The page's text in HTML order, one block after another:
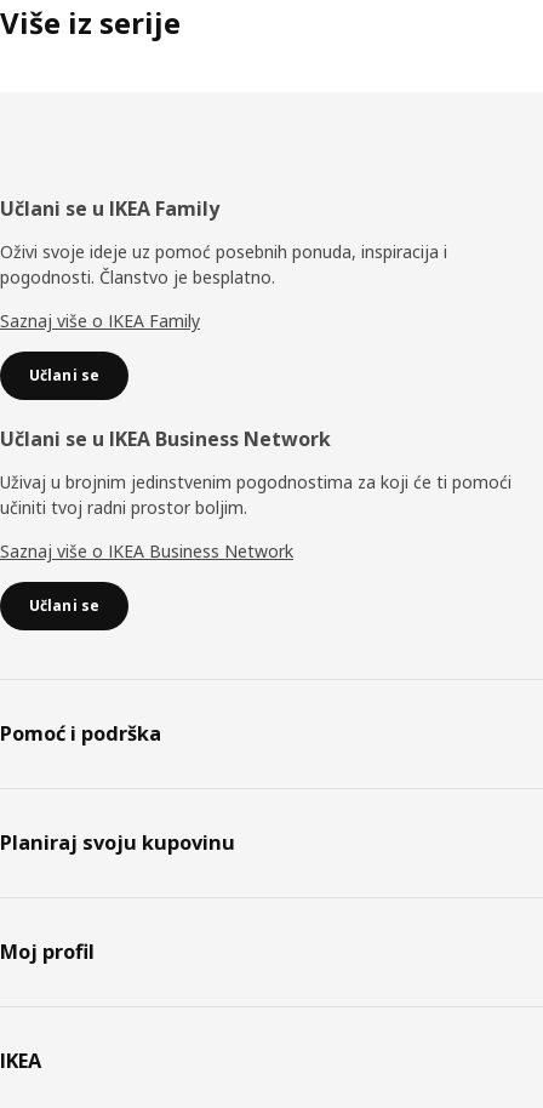
Više iz serije
Podnožje
Učlani se u IKEA Family
Oživi svoje ideje uz pomoć posebnih ponuda, inspiracija i
pogodnosti. Članstvo je besplatno.
Saznaj više o IKEA Family
Učlani se
Učlani se u IKEA Business Network
Uživaj u brojnim jedinstvenim pogodnostima za koji će ti pomoći
učiniti tvoj radni prostor boljim.
Saznaj više o IKEA Business Network
Učlani se
Pomoć i podrška
Planiraj svoju kupovinu
Moj profil
IKEA